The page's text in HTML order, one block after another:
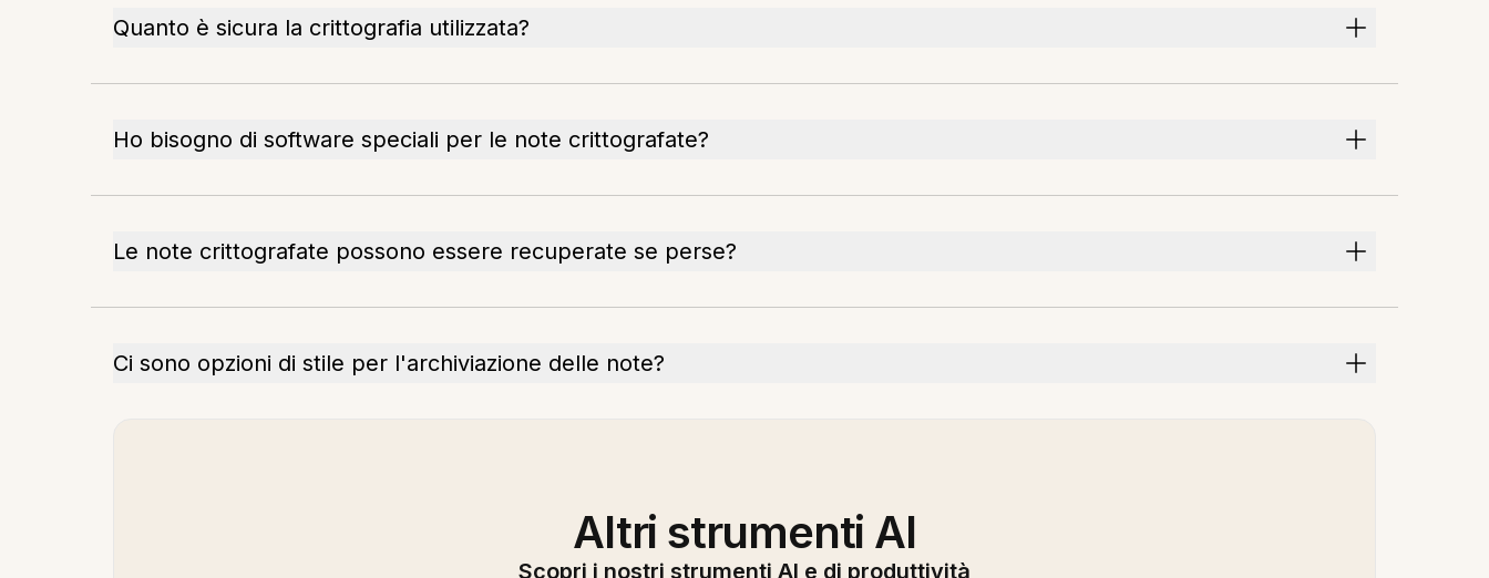
Quanto è sicura la crittografia utilizzata?
Ho bisogno di software speciali per le note crittografate?
Le note crittografate possono essere recuperate se perse?
Ci sono opzioni di stile per l'archiviazione delle note?
Altri strumenti AI
Scopri i nostri strumenti AI e di produttività